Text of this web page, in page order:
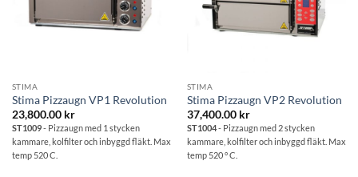
STIMA
Stima Pizzaugn VP1 Revolution
23,800.00 kr
ST1009- Pizzaugn med 1 stycken
kammare, kolfilter och inbyggd fläkt. Max
temp 520 C.
STIMA
Stima Pizzaugn VP2 Revolution
37,400.00 kr
ST1004- Pizzaugn med 2 stycken
kammare, kolfilter och inbyggd fläkt. Max
temp 520 ° C.